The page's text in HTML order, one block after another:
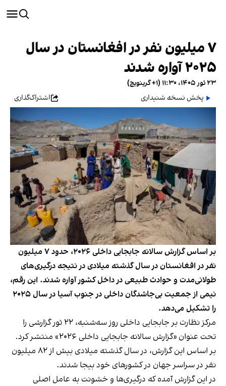
۷ میلیون نفر در افغانستان در سال
۲۰۲۵ آواره شدند
۲۳ ثور ۱۴۰۵، ۱۱:۳۰ (‎+۱ گرینویچ)
پخش نسخه شنیداری
اشتراک‌گذاری
بر اساس گزارش سالانه جابجایی داخلی ۲۰۲۶، حدود ۷ میلیون
نفر در افغانستان در سال گذشته میلادی در نتیجه درگیری‌های
طولانی‌مدت و حوادث طبیعی در داخل کشور آواره شدند. این رقم،
نیمی از جمعیت بی‌جاشدگان داخلی در جنوب آسیا در سال ۲۰۲۵
را تشکیل می‌دهد.
مرکز نظارت بر جابجایی داخلی روز سه‌شنبه، ۲۲ ثور گزارشی را
تحت عنوان «گزارش سالانه جابجایی داخلی ۲۰۲۶» منتشر کرد.
بر اساس این گزارش، در سال گذشته میلادی بیش از ۸۲ میلیون
نفر در سراسر جهان در کشورهای خود بیجا شدند.
در این گزارش آمده که درگیری‌ها و خشونت به عامل اصلی